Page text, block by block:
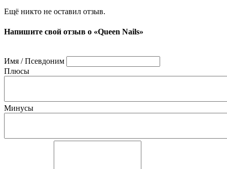
Ещё никто не оставил отзыв.
Напишите свой отзыв о «Queen Nails»
Имя / Псевдоним
Плюсы
Минусы